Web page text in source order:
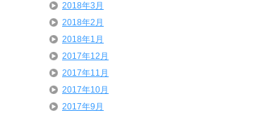
2018年3月
2018年2月
2018年1月
2017年12月
2017年11月
2017年10月
2017年9月